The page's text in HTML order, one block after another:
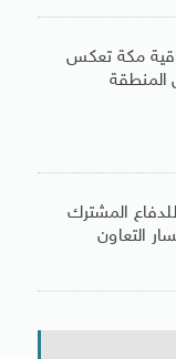
مكة تعكس
المنطقة
المشترك
التعاون